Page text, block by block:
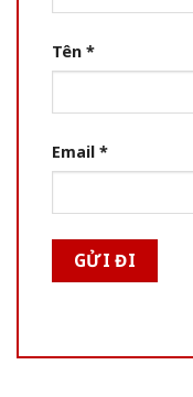
Tên *
Email *